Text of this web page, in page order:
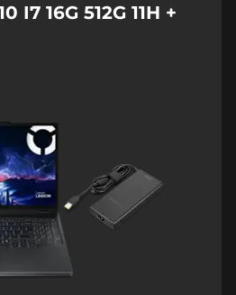
I7 16G 512G 11H +